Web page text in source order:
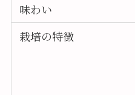
味わい
栽培の特徴